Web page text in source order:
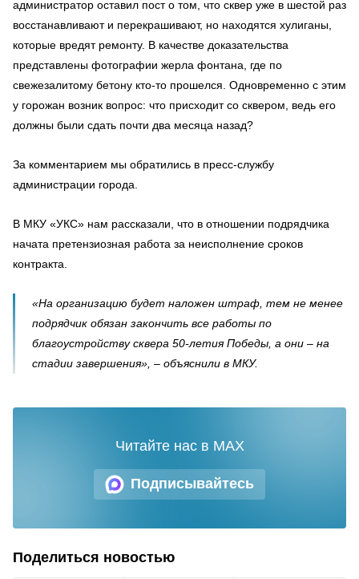
администратор оставил пост о том, что сквер уже в шестой раз
восстанавливают и перекрашивают, но находятся хулиганы,
которые вредят ремонту. В качестве доказательства
представлены фотографии жерла фонтана, где по
свежезалитому бетону кто-то прошелся. Одновременно с этим
у горожан возник вопрос: что присходит со сквером, ведь его
должны были сдать почти два месяца назад?
За комментарием мы обратились в пресс-службу
администрации города.
В МКУ «УКС» нам рассказали, что в отношении подрядчика
начата претензиозная работа за неисполнение сроков
контракта.
«На организацию будет наложен штраф, тем не менее
подрядчик обязан закончить все работы по
благоустройству сквера 50-летия Победы, а они – на
стадии завершения», – объяснили в МКУ.
Подписывайтесь
Читайте нас в MAX
Поделиться новостью